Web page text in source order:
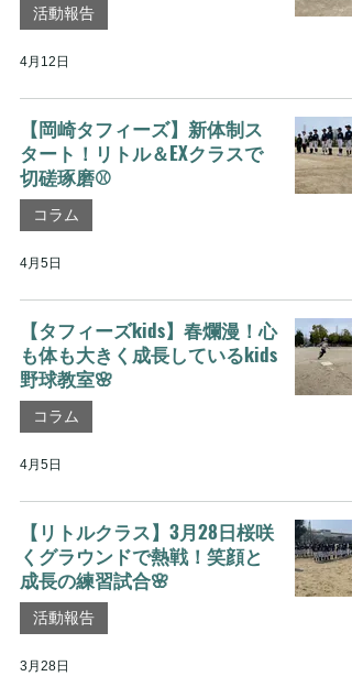
活動報告
4月12日
【岡崎タフィーズ】新体制ス
タート！リトル＆EXクラスで
切磋琢磨⚾
コラム
4月5日
【タフィーズkids】春爛漫！心
も体も大きく成長しているkids
野球教室🌸
コラム
4月5日
【リトルクラス】3月28日桜咲
くグラウンドで熱戦！笑顔と
成長の練習試合🌸
活動報告
3月28日